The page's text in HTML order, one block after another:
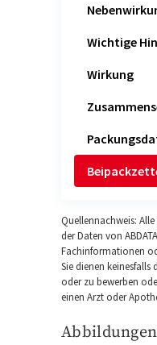
Wichtige
Wirkung
Quellennachweis:
der Daten von
Fachinformationen
Sie dienen
oder zu bewerben
einen Arzt oder
Abbildungen